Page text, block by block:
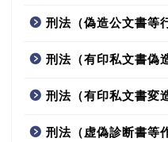
刑法（偽造公文書等
刑法（有印私文書偽
刑法（有印私文書変
刑法（虚偽診断書等